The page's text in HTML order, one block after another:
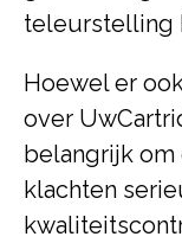
teleurstelling
Hoewel er
over
belangrijk
klachten